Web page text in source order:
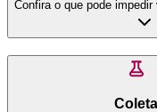
Confira o que pode
Coleta